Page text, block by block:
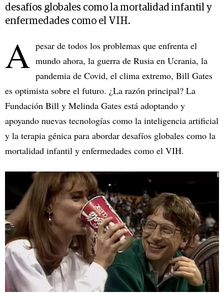
desafíos globales como la mortalidad infantil y
enfermedades como el VIH.
A pesar de todos los problemas que enfrenta el
mundo ahora, la guerra de Rusia en Ucrania, la
pandemia de Covid, el clima extremo, Bill Gates
es optimista sobre el futuro. ¿La razón principal? La
Fundación Bill y Melinda Gates está adoptando y
apoyando nuevas tecnologías como la inteligencia artificial
y la terapia génica para abordar desafíos globales como la
mortalidad infantil y enfermedades como el VIH.